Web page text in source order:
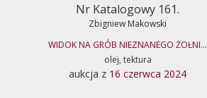
Nr Katalogowy 161.
Zbigniew Makowski
WIDOK NA GRÓB NIEZNANEGO ŻOŁNI...
olej, tektura
aukcja z 16 czerwca 2024